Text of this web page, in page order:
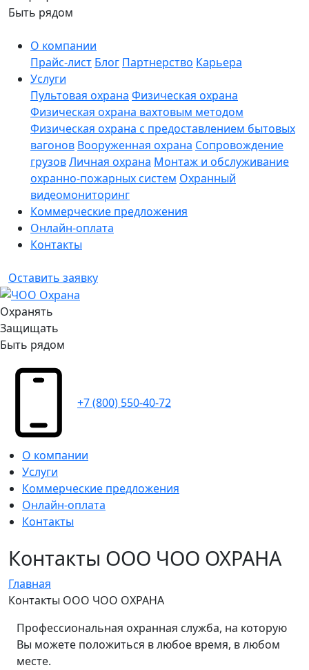
Быть рядом
О компании
Прайс-лист Блог Партнерство Карьера
Услуги
Пультовая охрана Физическая охрана
Физическая охрана вахтовым методом
Физическая охрана с предоставлением бытовых
вагонов Вооруженная охрана Сопровождение
грузовЛичная охрана Монтаж и обслуживание
охранно-пожарных систем Охранный
видеомониторинг
Коммерческие предложения
Онлайн-оплата
Контакты
Оставить заявку
Охранять
Защищать
Быть рядом
+7 (800) 550-40-72
О компании
Услуги
Коммерческие предложения
Онлайн-оплата
Контакты
Контакты ООО ЧОО ОХРАНА
Главная
Контакты ООО ЧОО ОХРАНА
Профессиональная охранная служба, на которую
Вы можете положиться в любое время, в любом
месте.